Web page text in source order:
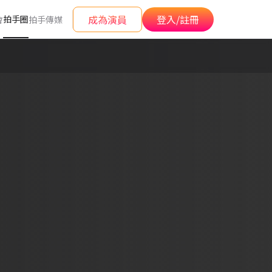
拍手圈拍手傳媒 成為演員 登入/註冊